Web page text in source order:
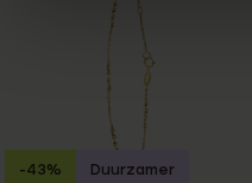
-43% Duurzamer